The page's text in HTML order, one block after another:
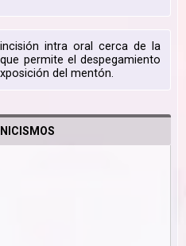
intra oral cerca de la
permite el despegamiento
del mentón.